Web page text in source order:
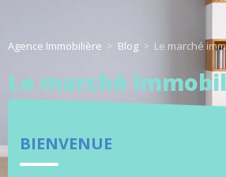
Agence Immobilière Blog Le marché
Le marché
BIENVENUE